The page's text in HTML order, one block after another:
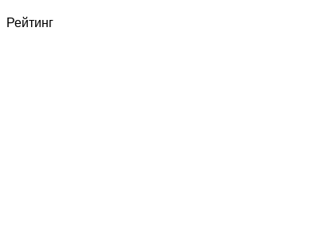
Рейтинг